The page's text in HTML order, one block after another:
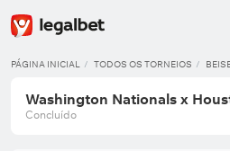
PÁGINA INICIAL TODOS OS TORNEIOS
Washington Nationals x
Concluído